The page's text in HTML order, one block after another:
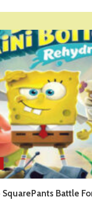
Battle